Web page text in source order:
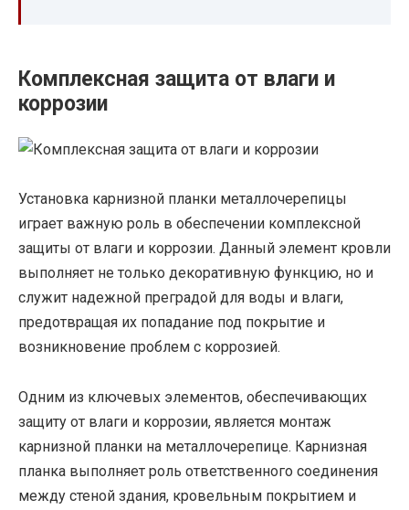
Комплексная защита от влаги и
коррозии
Установка карнизной планки металлочерепицы
играет важную роль в обеспечении комплексной
защиты от влаги и коррозии. Данный элемент кровли
выполняет не только декоративную функцию, но и
служит надежной преградой для воды и влаги,
предотвращая их попадание под покрытие и
возникновение проблем с коррозией.
Одним из ключевых элементов, обеспечивающих
защиту от влаги и коррозии, является монтаж
карнизной планки на металлочерепице. Карнизная
планка выполняет роль ответственного соединения
между стеной здания, кровельным покрытием и